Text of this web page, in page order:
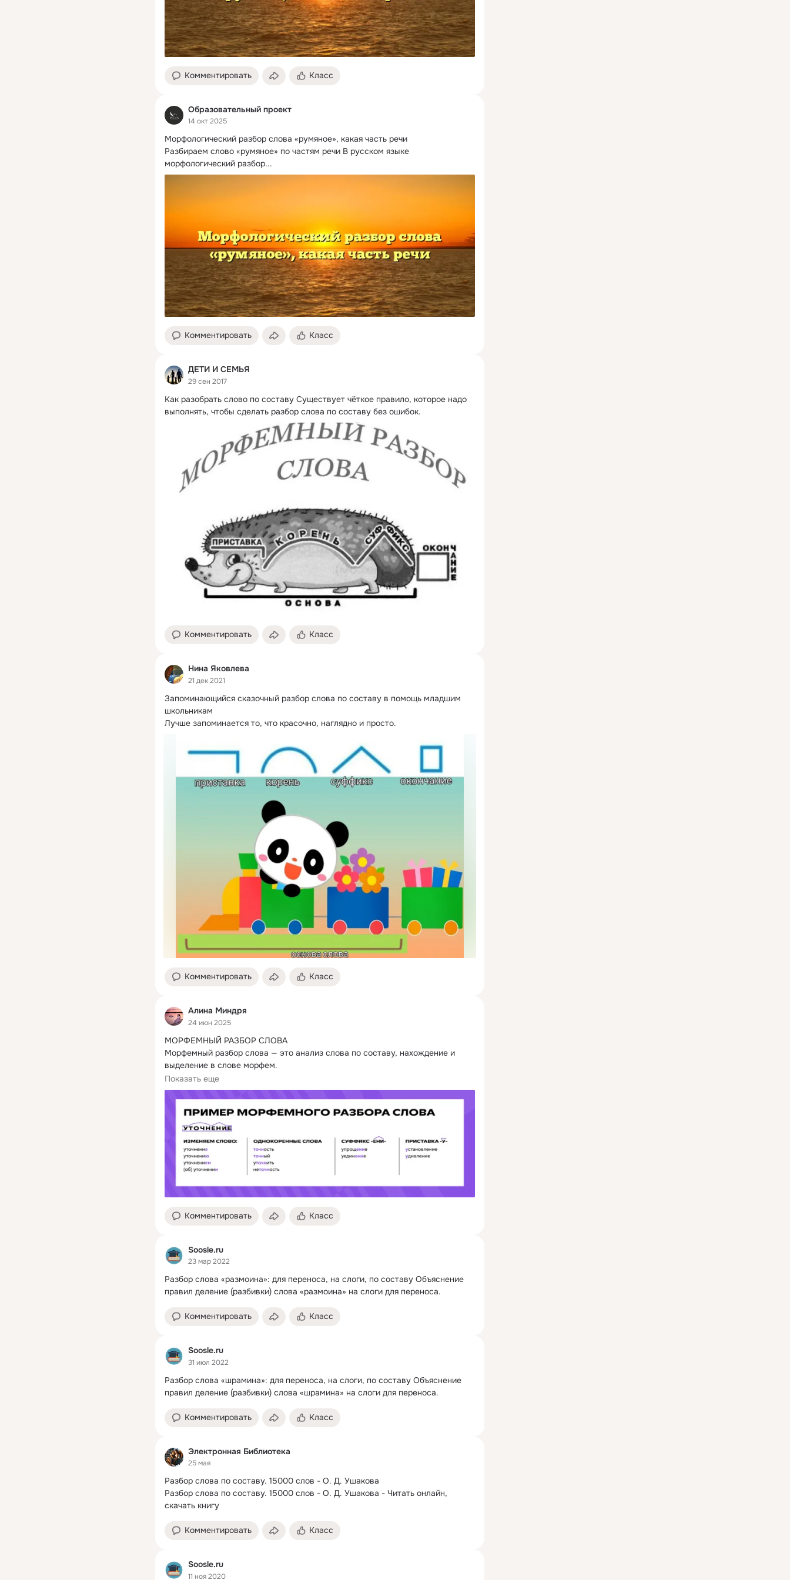
Комментировать Класс
Образовательный проект
14 окт 2025
Морфологический разбор слова «румяное», какая часть речи
Разбираем слово «румяное» по частям речи В русском языке
морфологический разбор...
Комментировать Класс
ДЕТИ И СЕМЬЯ
29 сен 2017
Как разобрать слово по составу Существует чёткое правило, которое надо
выполнять, чтобы сделать разбор слова по составу без ошибок.
Комментировать Класс
Нина Яковлева
21 дек 2021
Запоминающийся сказочный разбор слова по составу в помощь младшим
школьникам
Лучше запоминается то, что красочно, наглядно и просто.
Комментировать Класс
Алина Миндря
24 июн 2025
МОРФЕМНЫЙ РАЗБОР СЛОВА
Морфемный разбор слова — это анализ слова по составу, нахождение и
выделение в слове морфем.
Морфемы помогают...
Показать еще
Комментировать Класс
Soosle.ru
23 мар 2022
Разбор слова «размоина»: для переноса, на слоги, по составу Объяснение
правил деление (разбивки) слова «размоина» на слоги для переноса.
Комментировать Класс
Soosle.ru
31 июл 2022
Разбор слова «шрамина»: для переноса, на слоги, по составу Объяснение
правил деление (разбивки) слова «шрамина» на слоги для переноса.
Комментировать Класс
Электронная Библиотека
25 мая
Разбор слова по составу. 15000 слов - О. Д. Ушакова
Разбор слова по составу. 15000 слов - О. Д. Ушакова - Читать онлайн,
скачать книгу
Комментировать Класс
Soosle.ru
11 ноя 2020